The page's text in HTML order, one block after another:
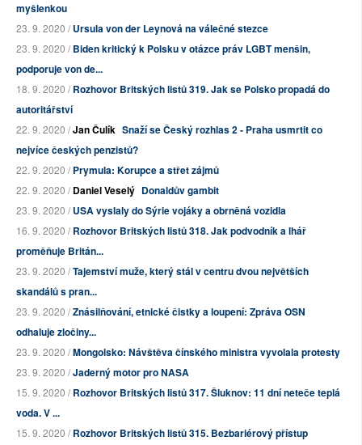
myšlenkou
23. 9. 2020 /Ursula von der Leynová na válečné stezce
23. 9. 2020 /Biden kritický k Polsku v otázce práv LGBT menšin,
podporuje von de...
18. 9. 2020 /Rozhovor Britských listů 319. Jak se Polsko propadá do
autoritářství
22. 9. 2020 /Jan Čulík Snaží se Český rozhlas 2 - Praha usmrtit co
nejvíce českých penzistů?
22. 9. 2020 /Prymula: Korupce a střet zájmů
22. 9. 2020 /Daniel Veselý Donaldův gambit
23. 9. 2020 /USA vyslaly do Sýrie vojáky a obrněná vozidla
16. 9. 2020 /Rozhovor Britských listů 318. Jak podvodník a lhář
proměňuje Britán...
23. 9. 2020 /Tajemství muže, který stál v centru dvou největších
skandálů s pran...
23. 9. 2020 /Znásilňování, etnické čistky a loupení: Zpráva OSN
odhaluje zločiny...
23. 9. 2020 /Mongolsko: Návštěva čínského ministra vyvolala protesty
23. 9. 2020 /Jaderný motor pro NASA
15. 9. 2020 /Rozhovor Britských listů 317. Šluknov: 11 dní neteče teplá
voda. V ...
15. 9. 2020 /Rozhovor Britských listů 315. Bezbariérový přístup